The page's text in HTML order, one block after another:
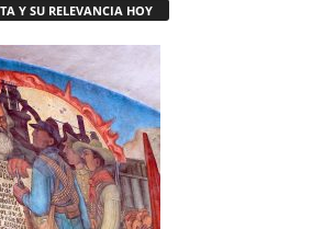
Y SU RELEVANCIA HOY